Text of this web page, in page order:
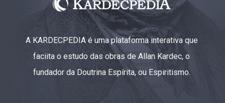
A KARDECPEDIA é uma plataforma interativa que
faciita o estudo das obras de Allan Kardec, o
fundador da Doutrina Espírita, ou Espiritismo.